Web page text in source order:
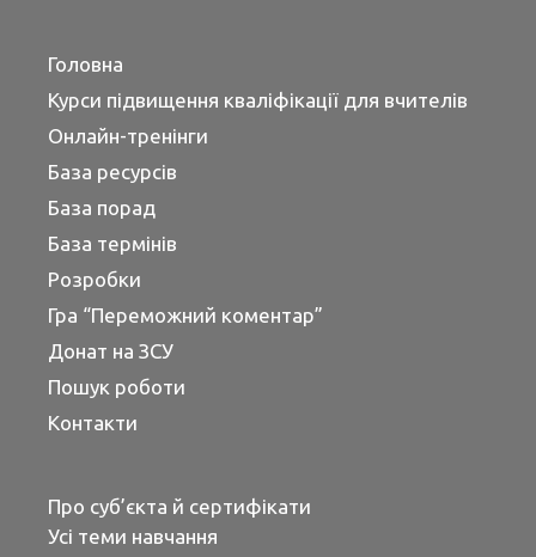
Головна
Курси підвищення кваліфікації для вчителів
Онлайн-тренінги
База ресурсів
База порад
База термінів
Розробки
Гра “Переможний коментар”
Донат на ЗСУ
Пошук роботи
Контакти
Про суб’єкта й сертифікати
Усі теми навчання